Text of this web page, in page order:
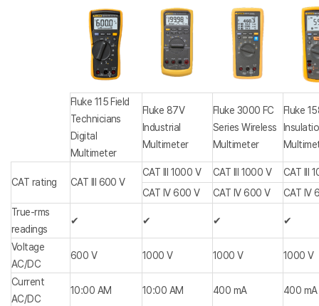
Fluke 115 Field
Technicians
Digital
Multimeter
Fluke 87V
Industrial
Multimeter
Fluke 3000 FC
Series Wireless
Multimeter
Fluke
CAT rating CAT III 600 V
CAT III 1000 V CAT III 1000 V
CAT III
CAT IV 600 V
CAT IV 600 V
CAT IV
True-rms
readings
✔ ✔ ✔ ✔
Voltage
AC/DC
600 V 1000 V 1000 V 1000 V
Current
AC/DC
10:00 AM 10:00 AM 400 mA 400 mA